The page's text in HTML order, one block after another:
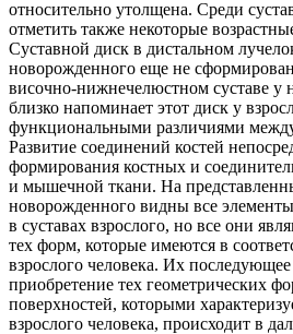
относительно утолщена. Среди
отметить также некоторые
Суставной диск в дистальном
новорожденного еще не
височно-нижнечелюстном суставе у
близко напоминает этот диск у
функциональными различиями
Развитие соединений костей
формирования костных и
и мышечной ткани. На
новорожденного видны все
в суставах взрослого, но все они
тех форм, которые имеются в
взрослого человека. Их
приобретение тех геометрических
поверхностей, которыми
взрослого человека, происходит в